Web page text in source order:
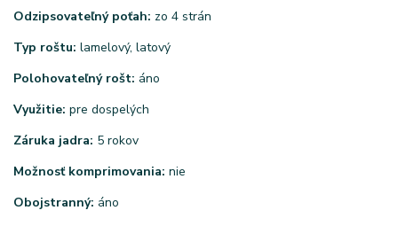
Odzipsovateľný poťah: zo 4 strán
Typ roštu: lamelový, latový
Polohovateľný rošt: áno
Využitie: pre dospelých
Záruka jadra: 5 rokov
Možnosť komprimovania: nie
Obojstranný: áno